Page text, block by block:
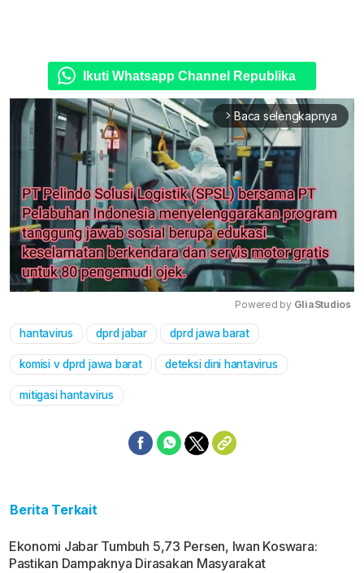
Ikuti Whatsapp Channel Republika
arrow_forward_ios Baca selengkapnya
Powered by GliaStudios
hantavirus dprd jabar dprd jawa barat
komisi v dprd jawa barat deteksi dini hantavirus
mitigasi hantavirus
Berita Terkait
Ekonomi Jabar Tumbuh 5,73 Persen, Iwan Koswara:
Pastikan Dampaknya Dirasakan Masyarakat